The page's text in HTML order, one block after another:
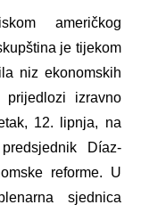
američkog
je tijekom
niz ekonomskih
izravno
12. lipnja, na
Díaz-
reforme. U
sjednica